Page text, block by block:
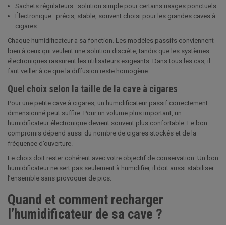
Sachets régulateurs : solution simple pour certains usages ponctuels.
Électronique : précis, stable, souvent choisi pour les grandes caves à
cigares.
Chaque humidificateur a sa fonction. Les modèles passifs conviennent
bien à ceux qui veulent une solution discrète, tandis que les systèmes
électroniques rassurent les utilisateurs exigeants. Dans tous les cas, il
faut veiller à ce que la diffusion reste homogène.
Quel choix selon la taille de la cave à cigares
Pour une petite cave à cigares, un humidificateur passif correctement
dimensionné peut suffire. Pour un volume plus important, un
humidificateur électronique devient souvent plus confortable. Le bon
compromis dépend aussi du nombre de cigares stockés et de la
fréquence d’ouverture.
Le choix doit rester cohérent avec votre objectif de conservation. Un bon
humidificateur ne sert pas seulement à humidifier, il doit aussi stabiliser
l’ensemble sans provoquer de pics.
Quand et comment recharger
l’humidificateur de sa cave ?